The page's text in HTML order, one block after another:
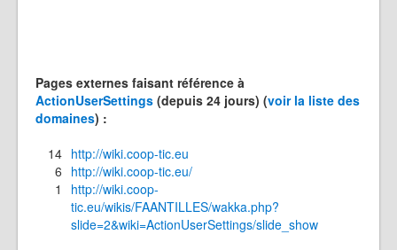
Pages externes faisant référence à
ActionUserSettings (depuis 24 jours) (voir la liste des
domaines) :
14 http://wiki.coop-tic.eu
6 http://wiki.coop-tic.eu/
1
http://wiki.coop-
tic.eu/wikis/FAANTILLES/wakka.php?
slide=2&wiki=ActionUserSettings/slide_show